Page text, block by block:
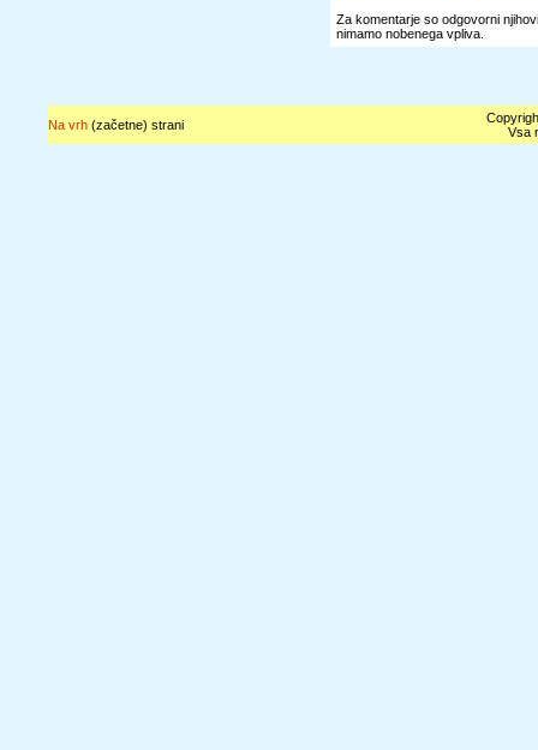
Za komentarje so odgovorni
nimamo nobenega vpliva.
Na vrh(začetne) strani
Vsa